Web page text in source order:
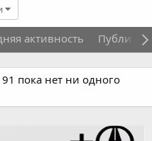
активность
пока нет ни одного